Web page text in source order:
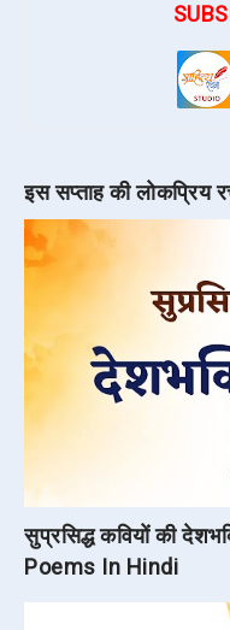
इस सप्ताह की लोकप्रिय
सुप्रसिद्ध कवियों की
Poems In Hindi